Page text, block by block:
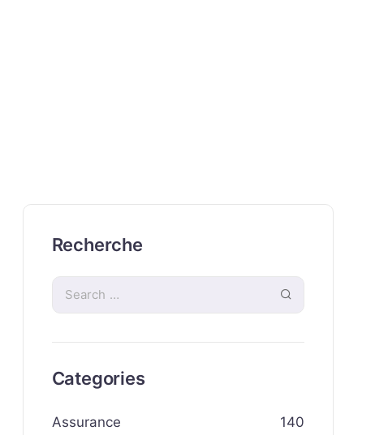
Recherche
Categories
Assurance 140